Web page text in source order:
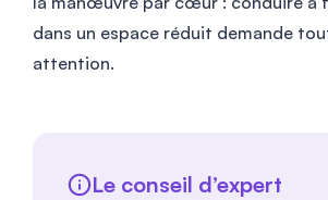
dans un espace réduit demande
attention.
Le conseil d’expert